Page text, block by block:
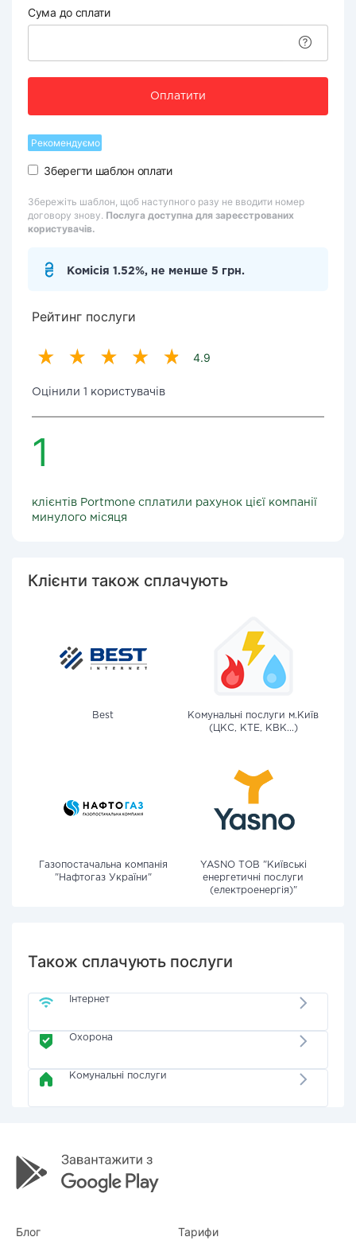
Сума до сплати
Оплатити
Рекомендуємо
Зберегти шаблон оплати
Збережіть шаблон, щоб наступного разу не вводити номер
договору знову. Послуга доступна для зареєстрованих
користувачів.
Комісія 1.52%, не менше 5 грн.
Рейтинг послуги
4.9
Оцінили 1 користувачів
1
клієнтів Portmone сплатили рахунок цієї компанії
минулого місяця
Клієнти також сплачують
Best
Комунальні послуги м.Київ
(ЦКС, КТЕ, КВК...)
Газопостачальна компанія
"Нафтогаз України"
YASNO ТОВ "Київські
енергетичні послуги
(електроенергія)"
Також сплачують послуги
Інтернет
Охорона
Комунальні послуги
Блог Тарифи